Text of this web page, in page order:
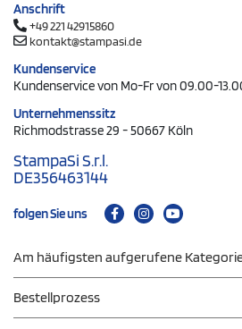
Anschrift
+49 221 42915860
kontakt@stampasi.de
Kundenservice
Kundenservice von Mo-Fr von 09.00-
Unternehmenssitz
Richmodstrasse 29 - 50667 Köln
StampaSi S.r.l.
DE356463144
folgen Sie uns
Am häufigsten aufgerufene
Bestellprozess